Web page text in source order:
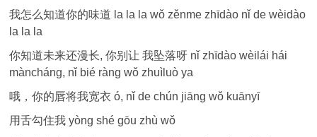
我怎么知道你的味道 la la la wǒ zěnme zhīdào nǐ de wèidào
la la la
你知道未来还漫长, 你别让 我坠落呀 nǐ zhīdào wèilái hái
màncháng, nǐ bié ràng wǒ zhuìluò ya
哦，你的唇将我宽衣 ó, nǐ de chún jiāng wǒ kuānyī
用舌勾住我 yòng shé gōu zhù wǒ